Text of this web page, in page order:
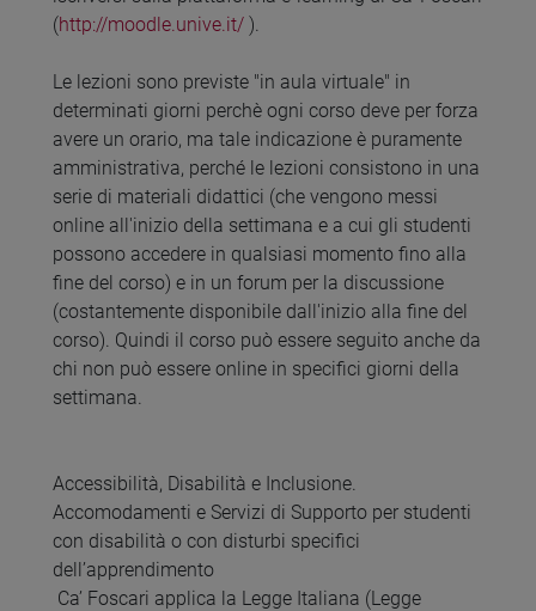
(http://moodle.unive.it/ ).
Le lezioni sono previste "in aula virtuale" in
determinati giorni perchè ogni corso deve per forza
avere un orario, ma tale indicazione è puramente
amministrativa, perché le lezioni consistono in una
serie di materiali didattici (che vengono messi
online all'inizio della settimana e a cui gli studenti
possono accedere in qualsiasi momento fino alla
fine del corso) e in un forum per la discussione
(costantemente disponibile dall'inizio alla fine del
corso). Quindi il corso può essere seguito anche da
chi non può essere online in specifici giorni della
settimana.
Accessibilità, Disabilità e Inclusione.
Accomodamenti e Servizi di Supporto per studenti
con disabilità o con disturbi specifici
dell’apprendimento
Ca’ Foscari applica la Legge Italiana (Legge